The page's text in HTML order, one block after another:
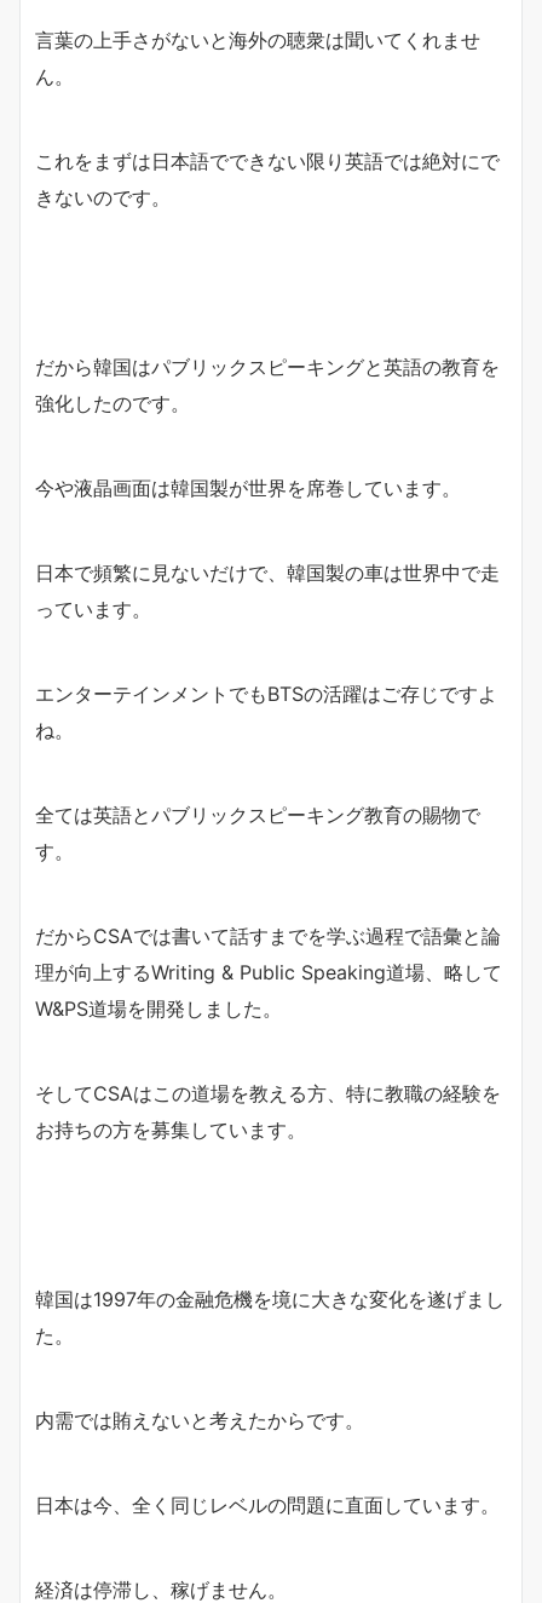
言葉の上手さがないと海外の聴衆は聞いてくれませ
ん。
これをまずは日本語でできない限り英語では絶対にで
きないのです。
だから韓国はパブリックスピーキングと英語の教育を
強化したのです。
今や液晶画面は韓国製が世界を席巻しています。
日本で頻繁に見ないだけで、韓国製の車は世界中で走
っています。
エンターテインメントでもBTSの活躍はご存じですよ
ね。
全ては英語とパブリックスピーキング教育の賜物で
す。
だからCSAでは書いて話すまでを学ぶ過程で語彙と論
理が向上するWriting & Public Speaking道場、略して
W&PS道場を開発しました。
そしてCSAはこの道場を教える方、特に教職の経験を
お持ちの方を募集しています。
韓国は1997年の金融危機を境に大きな変化を遂げまし
た。
内需では賄えないと考えたからです。
日本は今、全く同じレベルの問題に直面しています。
経済は停滞し、稼げません。